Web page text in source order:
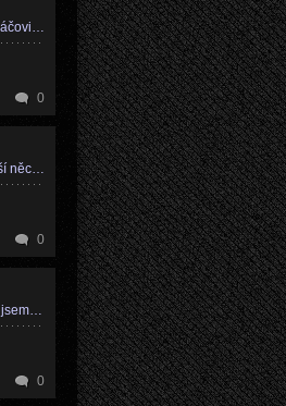
Otvárame poslucháčovi bránu k vnímaniu „iných svetov"
0
Je stále jednodušší něco následovat, než se zastavit a přemýšlet
0
Co se hudby týče, jsem velice nesmlouvavý člověk
0